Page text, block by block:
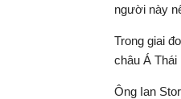
người này
Trong giai
châu Á
Ông Ian